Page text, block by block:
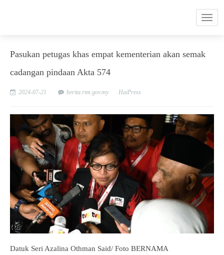
Pasukan petugas khas empat kementerian akan semak
cadangan pindaan Akta 574
2024-07-21 berita.rtm.gov.my HaiPress
Datuk Seri Azalina Othman Said/ Foto BERNAMA